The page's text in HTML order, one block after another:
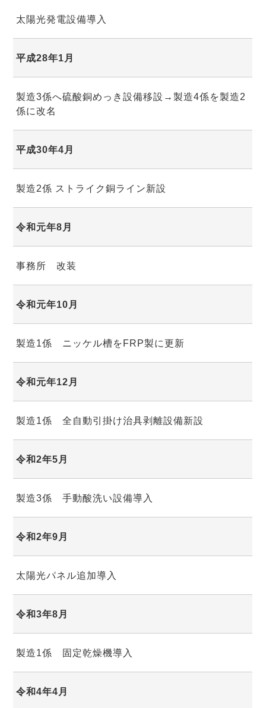
太陽光発電設備導入
平成28年1月
製造3係へ硫酸銅めっき設備移設→製造4係を製造2
係に改名
平成30年4月
製造2係 ストライク銅ライン新設
令和元年8月
事務所 改装
令和元年10月
製造1係 ニッケル槽をFRP製に更新
令和元年12月
製造1係 全自動引掛け治具剥離設備新設
令和2年5月
製造3係 手動酸洗い設備導入
令和2年9月
太陽光パネル追加導入
令和3年8月
製造1係 固定乾燥機導入
令和4年4月